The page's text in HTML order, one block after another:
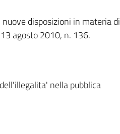
disposizioni in materia di
agosto 2010, n. 136.
nella pubblica